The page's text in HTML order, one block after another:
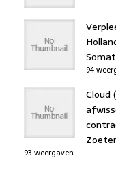
94
Cloud
93 weergaven